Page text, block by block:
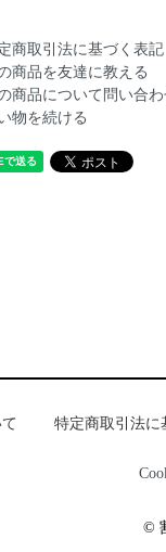
商取引法に基づく表記
商品を友達に教える
商品について問い合わ
物を続ける
特定商取引法に
©